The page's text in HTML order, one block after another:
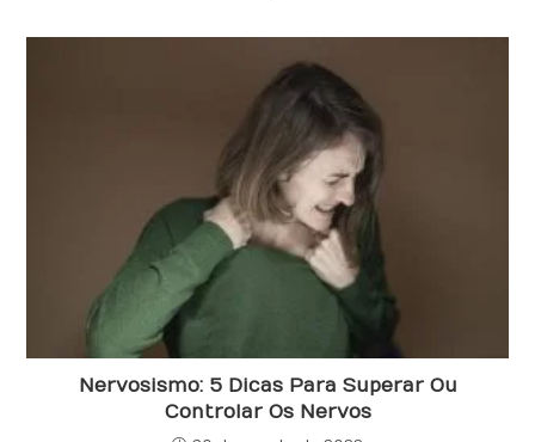
Nervosismo: 5 Dicas Para Superar Ou
Controlar Os Nervos